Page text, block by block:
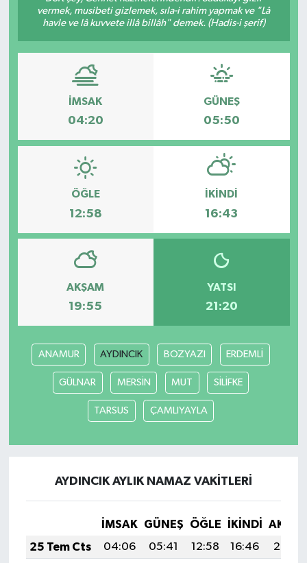
vermek, musibeti gizlemek, sıla-i rahim yapmak ve "Lâ
havle ve lâ kuvvete illâ billâh" demek. (Hadis-i şerif)
İMSAK
04:20
GÜNEŞ
05:50
ÖĞLE
12:58
İKINDI
16:43
AKŞAM
19:55
YATSI
21:20
ANAMUR AYDINCIK BOZYAZI ERDEMLİ
GÜLNAR MERSİN MUT SİLİFKE
TARSUS ÇAMLIYAYLA
AYDINCIK AYLIK NAMAZ VAKITLERI
İMSAK GÜNEŞ ÖĞLE İKINDI
25 Tem Cts
04:06 05:41 12:58 16:46
20:05
Türkiye